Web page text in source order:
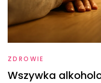
ZDROWIE
Wszywka